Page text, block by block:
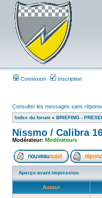
Connexion Inscription
Consulter les messages sans
Index du forum » BRIEFING -
Nissmo / Calibra
Modérateur: Modérateurs
Aperçu avant impression
Auteur